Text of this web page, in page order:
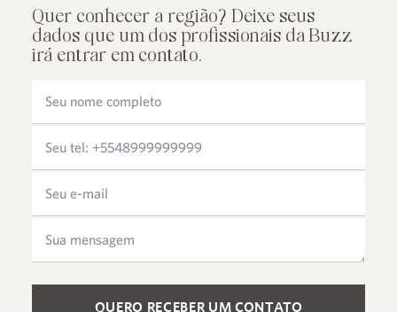
Quer conhecer a região? Deixe seus
dados que um dos profissionais da Buzz
irá entrar em contato.
Please leave this field empty.